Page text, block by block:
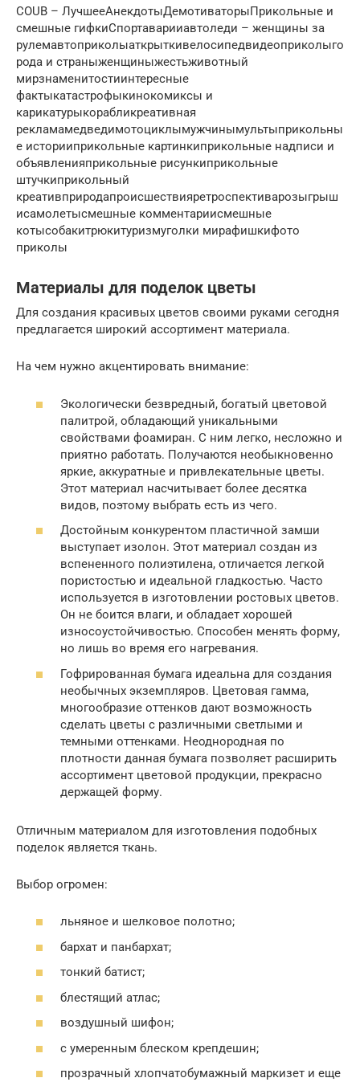
COUB – ЛучшееАнекдотыДемотиваторыПрикольные и
смешные гифкиСпортаварииавтоледи – женщины за
рулемавтоприколыаткрыткивелосипедвидеоприколыго
рода и страныженщиныжестьживотный
мирзнаменитостиинтересные
фактыкатастрофыкинокомиксы и
карикатурыкорабликреативная
рекламамедведимотоциклымужчинымультыприкольны
е историиприкольные картинкиприкольные надписи и
объявленияприкольные рисункиприкольные
штучкиприкольный
креативприродапроисшествияретроспективарозыгрыш
исамолетысмешные комментариисмешные
котысобакитрюкитуризмуголки мирафишкифото
приколы
Материалы для поделок цветы
Для создания красивых цветов своими руками сегодня
предлагается широкий ассортимент материала.
На чем нужно акцентировать внимание:
Экологически безвредный, богатый цветовой
палитрой, обладающий уникальными
свойствами фоамиран. С ним легко, несложно и
приятно работать. Получаются необыкновенно
яркие, аккуратные и привлекательные цветы.
Этот материал насчитывает более десятка
видов, поэтому выбрать есть из чего.
Достойным конкурентом пластичной замши
выступает изолон. Этот материал создан из
вспененного полиэтилена, отличается легкой
пористостью и идеальной гладкостью. Часто
используется в изготовлении ростовых цветов.
Он не боится влаги, и обладает хорошей
износоустойчивостью. Способен менять форму,
но лишь во время его нагревания.
Гофрированная бумага идеальна для создания
необычных экземпляров. Цветовая гамма,
многообразие оттенков дают возможность
сделать цветы с различными светлыми и
темными оттенками. Неоднородная по
плотности данная бумага позволяет расширить
ассортимент цветовой продукции, прекрасно
держащей форму.
Отличным материалом для изготовления подобных
поделок является ткань.
Выбор огромен:
льняное и шелковое полотно;
бархат и панбархат;
тонкий батист;
блестящий атлас;
воздушный шифон;
с умеренным блеском крепдешин;
прозрачный хлопчатобумажный маркизет и еще